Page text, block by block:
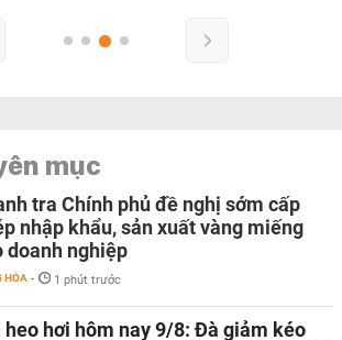
mục
tra Chính phủ đề nghị sớm cấp
nhập khẩu, sản xuất vàng miếng
doanh nghiệp
HÓA - 1 phút trước
heo hơi hôm nay 9/8: Đà giảm kéo